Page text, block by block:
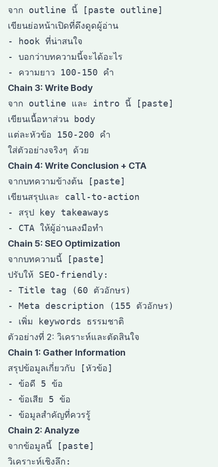
จาก outline นี้ [paste outline]
เขียนย่อหน้าเปิดที่ดึงดูดผู้อ่าน
- hook ที่น่าสนใจ
- บอกว่าบทความนี้จะได้อะไร
Chain 3: Write Body
จาก outline และ intro นี้ [paste]
เขียนเนื้อหาส่วน body
แต่ละหัวข้อ 150-200 คำ
Chain 4: Write Conclusion + CTA
จากบทความข้างต้น [paste]
เขียนสรุปและ call-to-action
- สรุป key takeaways
Chain 5: SEO Optimization
จากบทความนี้ [paste]
ปรับให้ SEO-friendly:
- Title tag (60 ตัวอักษร)
- Meta description (155 ตัวอักษร)
ตัวอย่างที่ 2: วิเคราะห์และตัดสินใจ
Chain 1: Gather Information
สรุปข้อมูลเกี่ยวกับ [หัวข้อ]
- ข้อดี 5 ข้อ
- ข้อเสีย 5 ข้อ
Chain 2: Analyze
จากข้อมูลนี้ [paste]
วิเคราะห์เชิงลึก: